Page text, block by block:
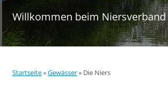
Willkommen beim Niersverband
Startseite»Gewässer» Die Niers